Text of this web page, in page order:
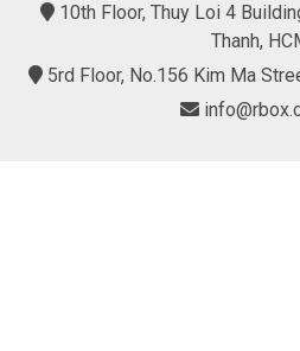
10th Floor, Thuy Loi 4
Thanh,
5rd Floor, No.156 Kim Ma